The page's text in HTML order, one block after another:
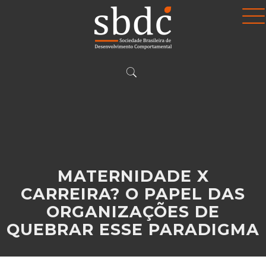
MATERNIDADE X
CARREIRA? O PAPEL DAS
ORGANIZAÇÕES DE
QUEBRAR ESSE PARADIGMA